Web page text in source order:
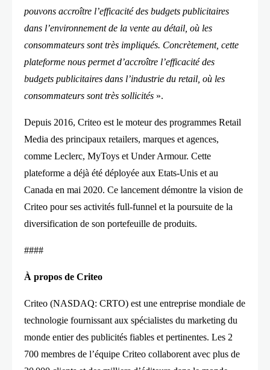
pouvons accroître l’efficacité des budgets publicitaires
dans l’environnement de la vente au détail, où les
consommateurs sont très impliqués. Concrètement, cette
plateforme nous permet d’accroître l’efficacité des
budgets publicitaires dans l’industrie du retail, où les
consommateurs sont très sollicités ».
Depuis 2016, Criteo est le moteur des programmes Retail
Media des principaux retailers, marques et agences,
comme Leclerc, MyToys et Under Armour. Cette
plateforme a déjà été déployée aux Etats-Unis et au
Canada en mai 2020. Ce lancement démontre la vision de
Criteo pour ses activités full-funnel et la poursuite de la
diversification de son portefeuille de produits.
####
À propos de Criteo
Criteo (NASDAQ: CRTO) est une entreprise mondiale de
technologie fournissant aux spécialistes du marketing du
monde entier des publicités fiables et pertinentes. Les 2
700 membres de l’équipe Criteo collaborent avec plus de